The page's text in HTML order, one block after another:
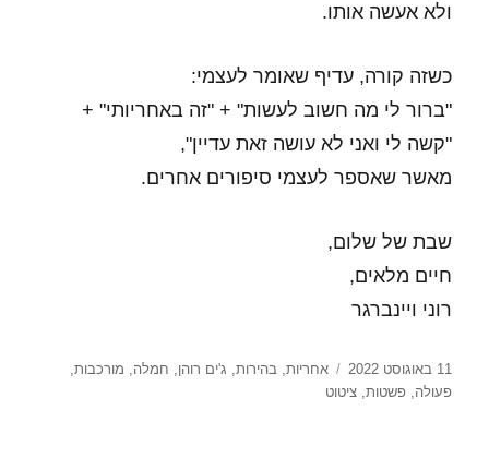
ולא אעשה אותו.
כשזה קורה, עדיף שאומר לעצמי:
"ברור לי מה חשוב לעשות" + "זה באחריותי" +
"קשה לי ואני לא עושה זאת עדיין",
מאשר שאספר לעצמי סיפורים אחרים.
שבת של שלום,
חיים מלאים,
רוני ויינברגר
פורסם
בתאריך
11 באוגוסט 2022 תגיות
אחריות,בהירות, ג'ים רוהן, חמלה, מורכבות,
פעולה,פשטות,ציטוט